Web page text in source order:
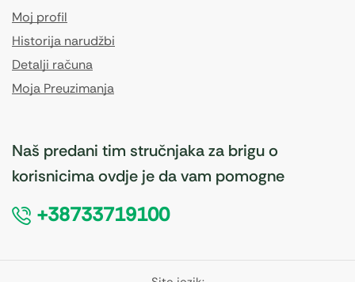
Moj profil
Historija narudžbi
Detalji računa
Moja Preuzimanja
Naš predani tim stručnjaka za brigu o
korisnicima ovdje je da vam pomogne
+38733719100